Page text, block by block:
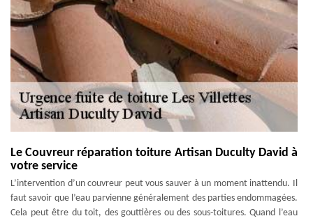
Le Couvreur réparation toiture Artisan Duculty David à
votre service
L’intervention d’un couvreur peut vous sauver à un moment inattendu. Il
faut savoir que l’eau parvienne généralement des parties endommagées.
Cela peut être du toit, des gouttières ou des sous-toitures. Quand l’eau